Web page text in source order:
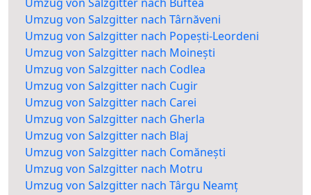
Umzug von Salzgitter nach Târnăveni
Umzug von Salzgitter nach Popești-Leordeni
Umzug von Salzgitter nach Moinești
Umzug von Salzgitter nach Codlea
Umzug von Salzgitter nach Cugir
Umzug von Salzgitter nach Carei
Umzug von Salzgitter nach Gherla
Umzug von Salzgitter nach Blaj
Umzug von Salzgitter nach Comănești
Umzug von Salzgitter nach Motru
Umzug von Salzgitter nach Târgu Neamț